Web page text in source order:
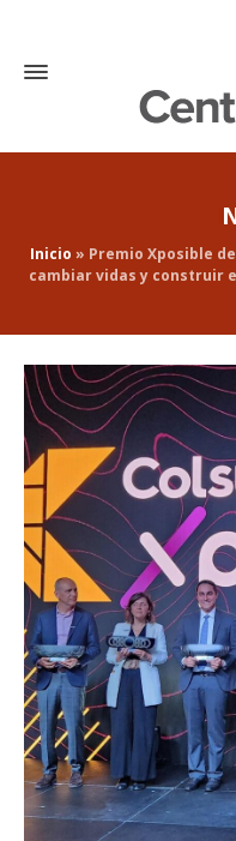
Inicio » Premio Xposible
cambiar vidas y construir